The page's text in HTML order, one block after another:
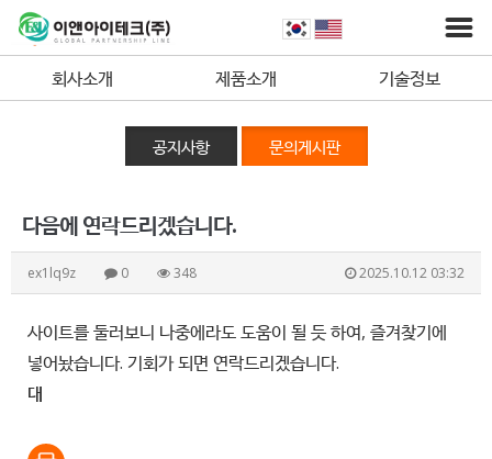
회사소개 제품소개 기술정보
공지사항 문의게시판
다음에 연락드리겠습니다.
ex1lq9z 0 348 2025.10.12 03:32
사이트를 둘러보니 나중에라도 도움이 될 듯 하여, 즐겨찾기에
넣어놨습니다. 기회가 되면 연락드리겠습니다.